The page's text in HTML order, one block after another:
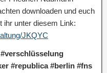
downloaden und euch
ihr unter diesem Link:
JKQYC
#republica #berlin #fns